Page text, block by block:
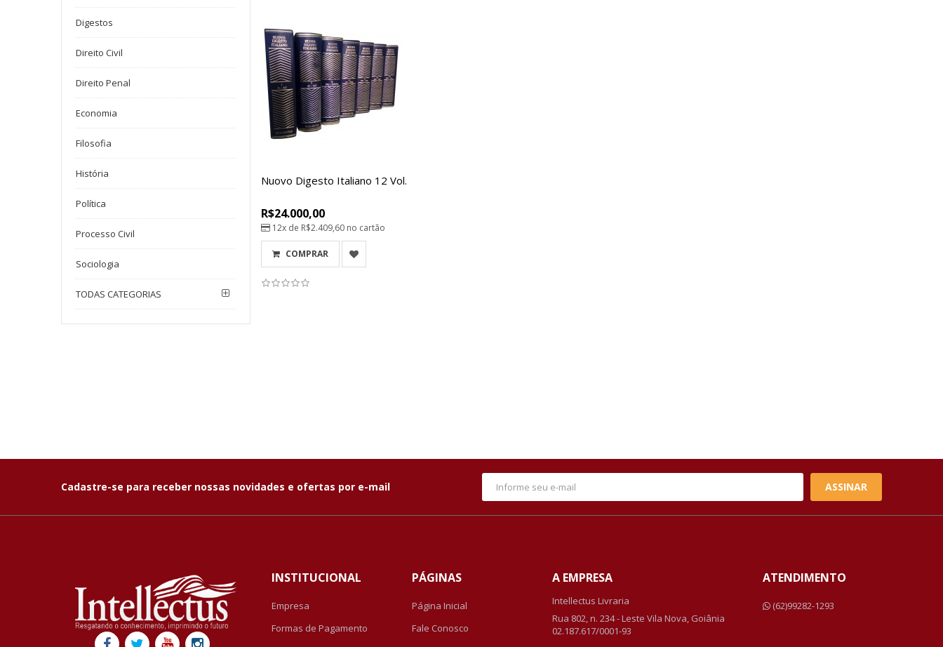
Digestos
Direito Civil
Direito Penal
Economia
Filosofia
História
Política
Processo Civil
Sociologia
TODAS CATEGORIAS
Nuovo Digesto Italiano 12 Vol.
R$24.000,00
12x de R$2.409,60 no cartão
COMPRAR
Cadastre-se para receber nossas novidades e ofertas por e-mail ASSINAR
INSTITUCIONAL
Empresa
Formas de Pagamento
PÁGINAS
Página Inicial
Fale Conosco
A EMPRESA
Intellectus Livraria
Rua 802, n. 234 - Leste Vila Nova, Goiânia
02.187.617/0001-93
ATENDIMENTO
(62)99282-1293